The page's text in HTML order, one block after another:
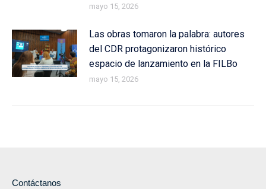
mayo 15, 2026
Las obras tomaron la palabra: autores
del CDR protagonizaron histórico
espacio de lanzamiento en la FILBo
mayo 15, 2026
Contáctanos